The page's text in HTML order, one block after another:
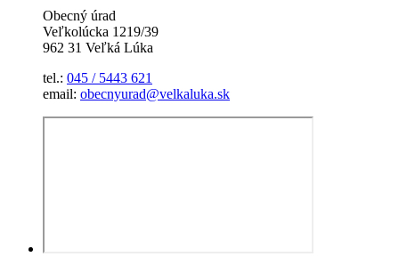
Obecný úrad
Veľkolúcka 1219/39
962 31 Veľká Lúka
tel.: 045 / 5443 621
email: obecnyurad@velkaluka.sk